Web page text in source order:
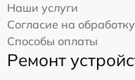
Наши услуги
Согласие на
Способы оплаты
Ремонт